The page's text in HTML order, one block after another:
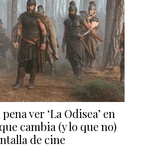
ver ‘La Odisea’ en
cambia (y lo que no)
de cine